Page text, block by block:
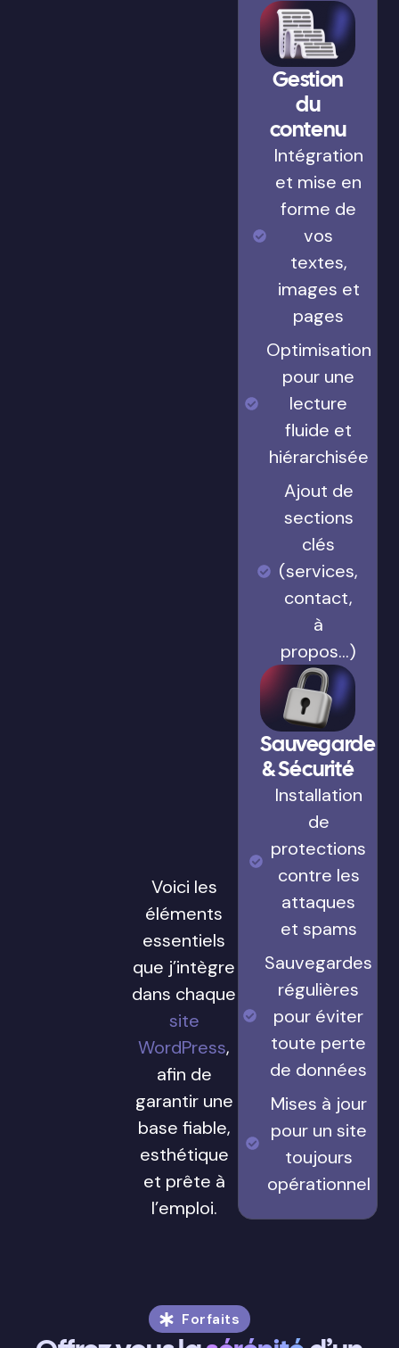
Voici les
éléments
essentiels
que j’intègre
dans chaque
site
WordPress,
afin de
garantir une
base fiable,
esthétique
et prête à
l’emploi.
Gestion
du
contenu
Intégration
et mise en
forme de
vos
textes,
images et
pages
Optimisation
pour une
lecture
fluide et
hiérarchisée
Ajout de
sections
clés
(services,
contact,
à
propos…)
Sauvegarde
& Sécurité
Installation
de
protections
contre les
attaques
et spams
Sauvegardes
régulières
pour éviter
toute perte
de données
Mises à jour
pour un site
toujours
opérationnel
Forfaits